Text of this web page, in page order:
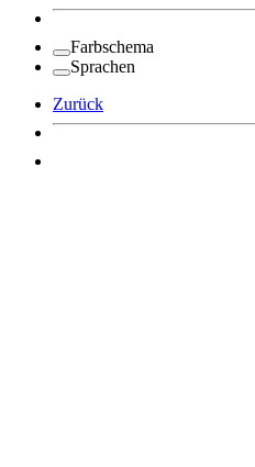
Farbschema
Sprachen
Zurück